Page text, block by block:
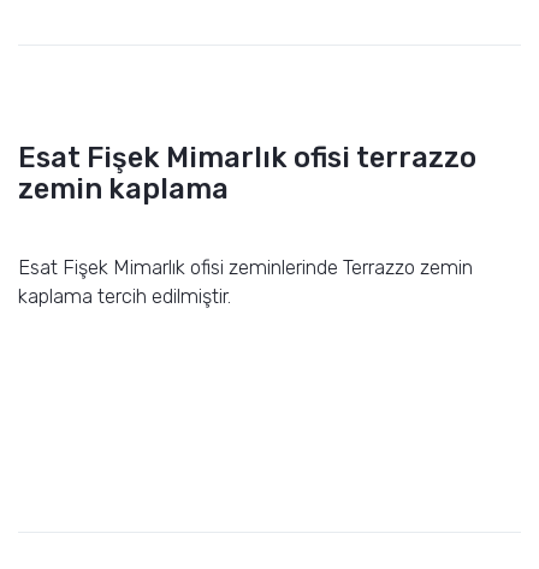
Esat Fişek Mimarlık ofisi terrazzo
zemin kaplama
Esat Fişek Mimarlık ofisi zeminlerinde Terrazzo zemin
kaplama tercih edilmiştir.